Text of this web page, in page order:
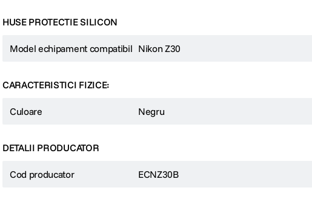
HUSE PROTECTIE SILICON
Model echipament compatibil Nikon Z30
CARACTERISTICI FIZICE:
Culoare Negru
DETALII PRODUCATOR
Cod producator ECNZ30B